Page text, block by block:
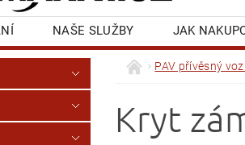
NAŠE SLUŽBY JAK
NAPIŠTE NÁM BLOG
PAV přívěsný
Kryt